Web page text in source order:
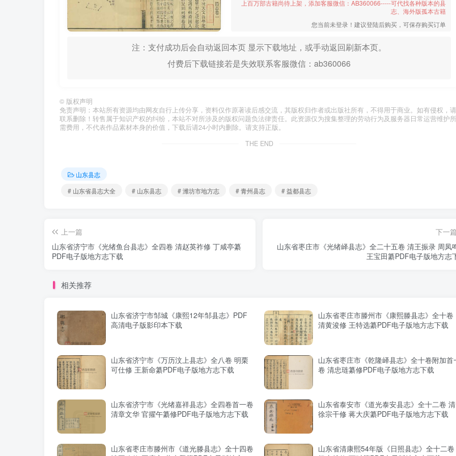
上百万部古籍尚待上架，添加客服微信：AB360066-----可代找各种版本的县
志、海外版孤本古籍
您当前未登录！建议登陆后购买，可保存购买订单
注：支付成功后会自动返回本页 显示下载地址，或手动返回刷新本页。
付费后下载链接若是失效联系客服微信：ab360066
© 版权声明
免责声明：本站所有资源均由网友自行上传分享，资料仅作原著读后感交流，其版权归作者或出版社所有，不得用于商业。如有侵权，请
联系删除！转售属于知识产权的纠纷，本站不对所涉及的版权问题负法律责任。此资源仅为搜集整理的劳动行为及服务器日常运营维护所
需费用，不代表作品素材本身的价值，下载后请24小时内删除。请支持正版。
THE END
山东县志
# 山东省县志大全
# 山东县志 # 潍坊市地方志 # 青州县志 # 益都县志
上一篇
山东省济宁市《光绪鱼台县志》全四卷 清赵英祚修 丁咸亭纂
PDF电子版地方志下载
下一
山东省枣庄市《光绪峄县志》全二十五卷 清王振录 周凤
王宝田纂PDF电子版地方志
相关推荐
山东省济宁市邹城《康熙12年邹县志》PDF
高清电子版影印本下载
山东省枣庄市滕州市《康熙滕县志》全十卷
清黄浚修 王特选纂PDF电子版地方志下载
山东省济宁市《万历汶上县志》全八卷 明栗
可仕修 王新命纂PDF电子版地方志下载
山东省枣庄市《乾隆峄县志》全十卷附加首
卷 清忠琏纂修PDF电子版地方志下载
山东省济宁市《光绪嘉祥县志》全四卷首一卷
清章文华 官擢午纂修PDF电子版地方志下载
山东省泰安市《道光泰安县志》全十二卷 清
徐宗干修 蒋大庆纂PDF电子版地方志下载
山东省枣庄市滕州市《道光滕县志》全十四卷
山东省清康熙54年版《日照县志》全十二卷